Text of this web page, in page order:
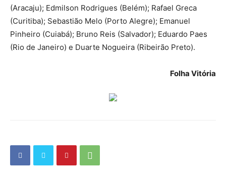
(Aracaju); Edmilson Rodrigues (Belém); Rafael Greca
(Curitiba); Sebastião Melo (Porto Alegre); Emanuel
Pinheiro (Cuiabá); Bruno Reis (Salvador); Eduardo Paes
(Rio de Janeiro) e Duarte Nogueira (Ribeirão Preto).
Folha Vitória